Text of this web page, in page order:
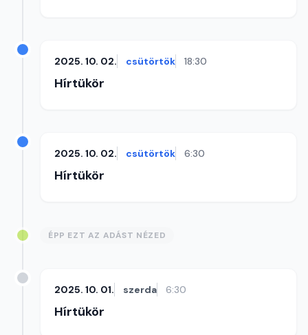
2025. 10. 02. csütörtök 18:30
Hírtükör
2025. 10. 02. csütörtök 6:30
Hírtükör
ÉPP EZT AZ ADÁST NÉZED
2025. 10. 01. szerda 6:30
Hírtükör